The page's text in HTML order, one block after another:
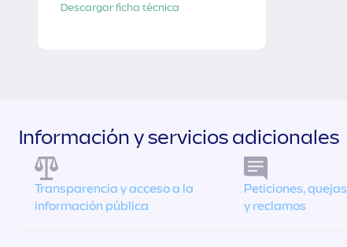
Descargar ficha técnica
Información y servicios adicionales
Transparencia y acceso a la
información pública
Peticiones, quejas
y reclamos